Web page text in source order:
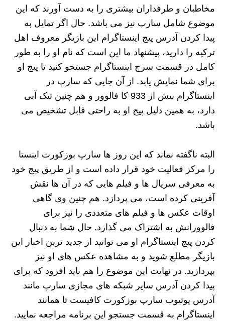
مخاطبان و طرفداران بیشتری را به دست آورند که این
موضوع شامل سارپ نیز می باشد. حال اگر تمایل به
پیدا کردن آدرس پیج اینستاگرام این بازیگر معروف اهل
ترکیه را دارید، پیشنهاد ما این است که نام او را به طور
کامل در قسمت سرچ اینستاگرام جستجو کنید تا پیج او
برای شما نمایش یابد. از آن جایی که سارپ در
اینستاگرام بیش از 933 کا فالوور و هم چنین تیک آبی
دارد، به همین دلیل پیج او به راحتی قابل تشخیص می
باشد.
البته ناگفته نماند که این روز ها سارپ بوزکورت اینستا
را مرکز فعالیت خود قرار داده است و از طریق پیج خود
به معرفی سریال ها و فیلم هایی که در آن ها نقش
آفرینی کرده است، می‌ پردازد. هم چنین وی گاهی
اوقات عکس‌ ها و فیلم‌ های متعددی را نیز برای
فالوورانش به اشتراک می گذارد. حال شما به دنبال
کردن پیج اینستاگرام او می توانید از جدید ترین اخبار این
بازیگر مطلع شوید و به مشاهده عکس های او نیز
بپردازید. در نهایت این موضوع را هم باید افزود که برای
پیدا کردن آدرس سایر شبکه های مجازی سارپ مانند
آدرس یوتیوب سارپ بوزکورت کافیست تا همانند
اینستاگرام به قسمت جستجو این برنامه مراجعه نمایید.